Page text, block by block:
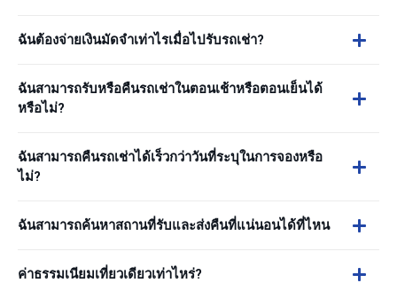
ฉันต้องจ่ายเงินมัดจำเท่าไรเมื่อไปรับรถเช่า?
ฉันสามารถรับหรือคืนรถเช่าในตอนเช้าหรือตอนเย็นได้
หรือไม่?
ฉันสามารถคืนรถเช่าได้เร็วกว่าวันที่ระบุในการจองหรือ
ไม่?
ฉันสามารถค้นหาสถานที่รับและส่งคืนที่แน่นอนได้ที่ไหน
ค่าธรรมเนียมเที่ยวเดียวเท่าไหร่?